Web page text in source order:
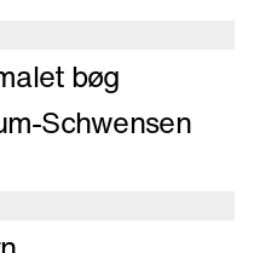
bøg
Schwensen